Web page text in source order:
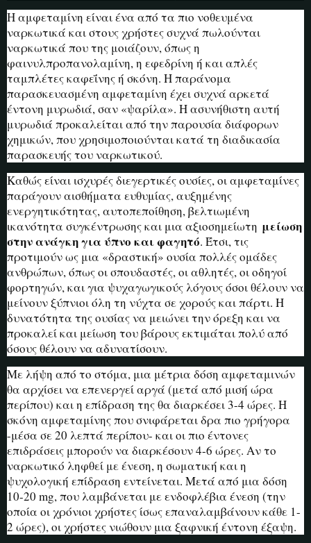
Η αμφεταμίνη είναι ένα από τα πιο νοθευμένα
ναρκωτικά και στους χρήστες συχνά πωλούνται
ναρκωτικά που της μοιάζουν, όπως η
φαινυλπροπανολαμίνη, η εφεδρίνη ή και απλές
ταμπλέτες καφεΐνης ή σκόνη. Η παράνομα
παρασκευασμένη αμφεταμίνη έχει συχνά αρκετά
έντονη μυρωδιά, σαν «ψαρίλα». Η ασυνήθιστη αυτή
μυρωδιά προκαλείται από την παρουσία διάφορων
χημικών, που χρησιμοποιούνται κατά τη διαδικασία
παρασκευής του ναρκωτικού.
Καθώς είναι ισχυρές διεγερτικές ουσίες, οι αμφεταμίνες
παράγουν αισθήματα ευθυμίας, αυξημένης
ενεργητικότητας, αυτοπεποίθηση, βελτιωμένη
ικανότητα συγκέντρωσης και μια αξιοσημείωτη μείωση
στην ανάγκη για ύπνο και φαγητό. Έτσι, τις
προτιμούν ως μια «δραστική» ουσία πολλές ομάδες
ανθρώπων, όπως οι σπουδαστές, οι αθλητές, οι οδηγοί
φορτηγών, και για ψυχαγωγικούς λόγους όσοι θέλουν να
μείνουν ξύπνιοι όλη τη νύχτα σε χορούς και πάρτι. Η
δυνατότητα της ουσίας να μειώνει την όρεξη και να
προκαλεί και μείωση του βάρους εκτιμάται πολύ από
όσους θέλουν να αδυνατίσουν.
Με λήψη από το στόμα, μια μέτρια δόση αμφεταμινών
θα αρχίσει να επενεργεί αργά (μετά από μισή ώρα
περίπου) και η επίδραση της θα διαρκέσει 3-4 ώρες. Η
σκόνη αμφεταμίνης που σνιφάρεται δρα πιο γρήγορα
-μέσα σε 20 λεπτά περίπου- και οι πιο έντονες
επιδράσεις μπορούν να διαρκέσουν 4-6 ώρες. Αν το
ναρκωτικό ληφθεί με ένεση, η σωματική και η
ψυχολογική επίδραση εντείνεται. Μετά από μια δόση
10-20 mg, που λαμβάνεται με ενδοφλέβια ένεση (την
οποία οι χρόνιοι χρήστες ίσως επαναλαμβάνουν κάθε 1-
2 ώρες), οι χρήστες νιώθουν μια ξαφνική έντονη έξαψη.